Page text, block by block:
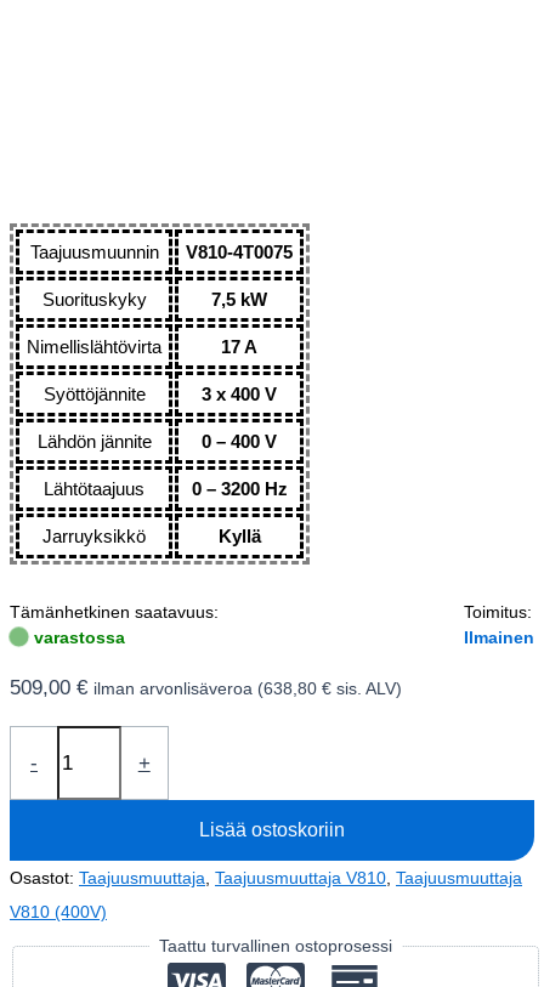
Taajuusmuunnin V810-4T0075
Suorituskyky 7,5 kW
Nimellislähtövirta 17 A
Syöttöjännite 3 x 400 V
Lähdön jännite 0 – 400 V
Lähtötaajuus 0 – 3200 Hz
Jarruyksikkö Kyllä
Tämänhetkinen saatavuus:
varastossa
Toimitus:
Ilmainen
509,00 € ilman arvonlisäveroa (638,80 € sis. ALV)
-
7,5kW
(400V)
määrä
+
Lisää ostoskoriin
Osastot: Taajuusmuuttaja Taajuusmuuttaja V810 Taajuusmuuttaja
V810 (400V)
Taattu turvallinen ostoprosessi